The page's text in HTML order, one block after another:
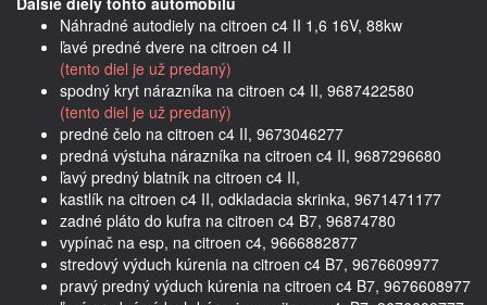
Náhradné autodiely na citroen c4 II 1,6 16V, 88kw
ľavé predné dvere na citroen c4 II
(tento diel je už predaný)
spodný kryt nárazníka na citroen c4 II, 9687422580
(tento diel je už predaný)
predné čelo na citroen c4 II, 9673046277
predná výstuha nárazníka na citroen c4 II, 9687296680
ľavý predný blatník na citroen c4 II,
kastlík na citroen c4 II, odkladacia skrinka, 9671471177
zadné pláto do kufra na citroen c4 B7, 96874780
vypínač na esp, na citroen c4, 9666882877
stredový výduch kúrenia na citroen c4 B7, 9676609977
pravý predný výduch kúrenia na citroen c4 B7, 9676608977